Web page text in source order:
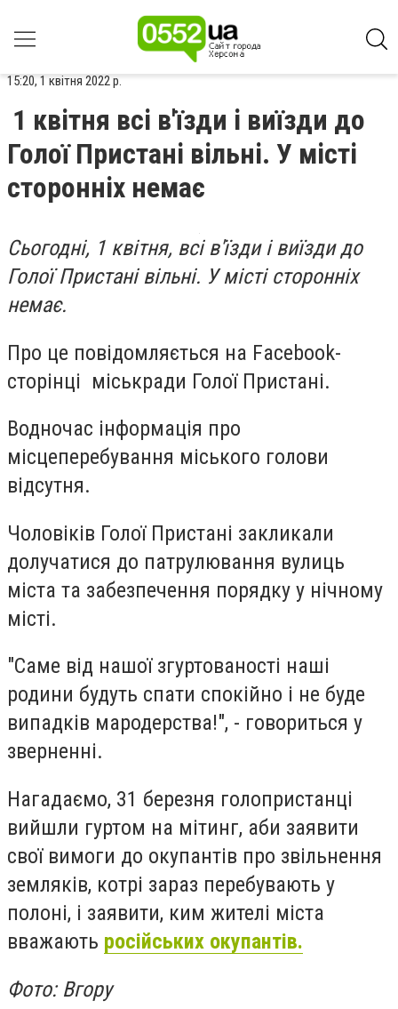
15:20, 1 квітня 2022 р.
1 квітня всі в'їзди і виїзди до
Голої Пристані вільні. У місті
сторонніх немає
Сьогодні, 1 квітня, всі в'їзди і виїзди до
Голої Пристані вільні. У місті сторонніх
немає.
Про це повідомляється на Facebook-
сторінці міськради Голої Пристані.
Водночас інформація про
місцеперебування міського голови
відсутня.
Чоловіків Голої Пристані закликали
долучатися до патрулювання вулиць
міста та забезпечення порядку у нічному
місті.
"Саме від нашої згуртованості наші
родини будуть спати спокійно і не буде
випадків мародерства!", - говориться у
зверненні.
Нагадаємо, 31 березня голопристанці
вийшли гуртом на мітинг, аби заявити
свої вимоги до окупантів про звільнення
земляків, котрі зараз перебувають у
полоні, і заявити, ким жителі міста
вважають російських окупантів.
Фото: Вгору